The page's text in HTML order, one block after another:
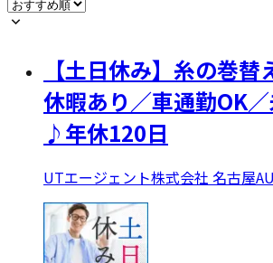
【土日休み】糸の巻
休暇あり／車通勤OK
♪年休120日
UTエージェント株式会社 名古屋AU